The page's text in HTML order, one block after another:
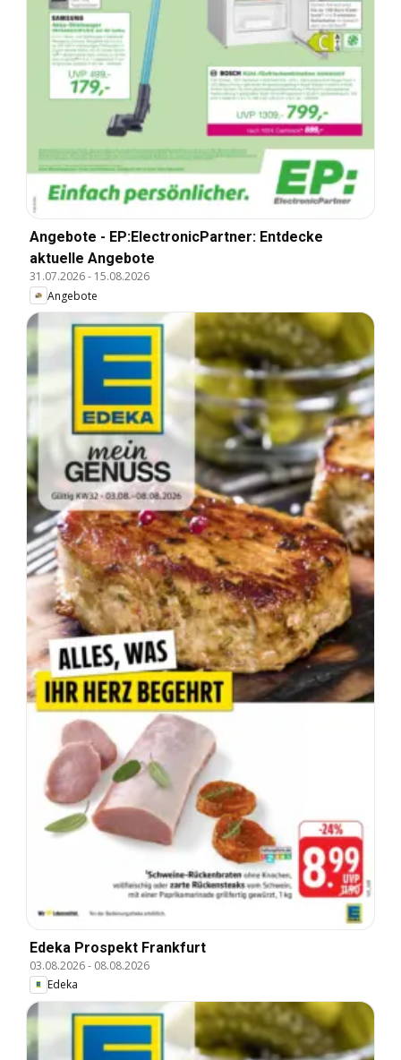
Angebote - EP:ElectronicPartner: Entdecke
aktuelle Angebote
31.07.2026- 15.08.2026
Angebote
Edeka Prospekt Frankfurt
03.08.2026- 08.08.2026
Edeka